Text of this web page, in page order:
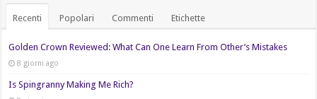
Recenti Popolari Commenti Etichette
Golden Crown Reviewed: What Can One Learn From Other’s Mistakes
8 giorni ago
Is Spingranny Making Me Rich?